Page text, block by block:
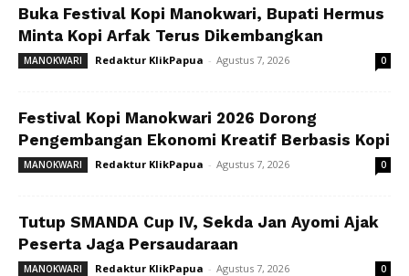
Buka Festival Kopi Manokwari, Bupati Hermus
Minta Kopi Arfak Terus Dikembangkan
MANOKWARI Redaktur KlikPapua - Agustus 7, 2026 0
Festival Kopi Manokwari 2026 Dorong
Pengembangan Ekonomi Kreatif Berbasis Kopi
MANOKWARI Redaktur KlikPapua - Agustus 7, 2026 0
Tutup SMANDA Cup IV, Sekda Jan Ayomi Ajak
Peserta Jaga Persaudaraan
MANOKWARI Redaktur KlikPapua - Agustus 7, 2026 0